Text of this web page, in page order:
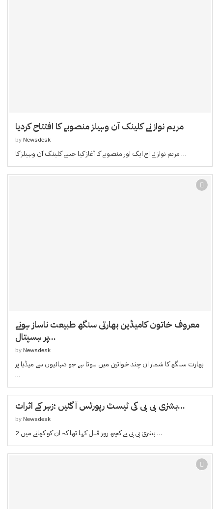
مریم نواز نے کلینک آن وہیلز منصوبے کا افتتاح کردیا
by Newsdesk
مریم نواز نے اج ایک اور منصوبے کا آغاز کیا جسے کلینک آن وہیلز کا …
معروف خاتون کامیڈین بھارتی سنگھ طبیعت ناساز ہونے
پر ہسپتال...
by Newsdesk
بھارت سنگھ کا شمار ان چند خواتین میں ہوتا ہے جو دہائیوں سے میڈیا پر
…
بشرٰی بی بی کی ٹیسٹ رپورٹس آگئیں ؛زہر کے اثرات...
by Newsdesk
بشریٰ بی بی نے کچھ روز قبل کہا تھا کہ ان کو کھانے میں 2 …